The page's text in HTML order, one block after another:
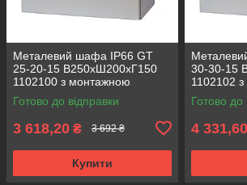
Металевий шафа IP66 GT
25-20-15 В250хШ200хГ150
1102100 з монтажною
панеллю (розподільчий, 1
замок)
Готово до відправки
3 618,20 ₴ 3 692 ₴
Купити
30-30-15
1102102
панеллю
замок)
Готово до
4 331,60